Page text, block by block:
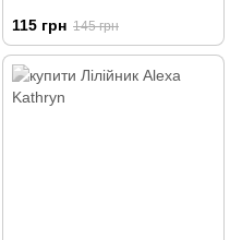
115 грн 145 грн